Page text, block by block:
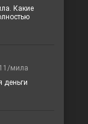
Какие
мила
деньги